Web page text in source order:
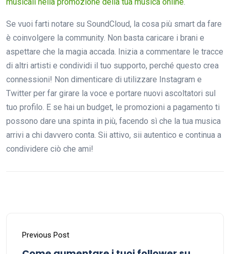
Se vuoi farti notare su SoundCloud, la cosa più smart da fare
è coinvolgere la community. Non basta caricare i brani e
aspettare che la magia accada. Inizia a commentare le tracce
di altri artisti e condividi il tuo supporto, perché questo crea
connessioni! Non dimenticare di utilizzare Instagram e
Twitter per far girare la voce e portare nuovi ascoltatori sul
tuo profilo. E se hai un budget, le promozioni a pagamento ti
possono dare una spinta in più, facendo sì che la tua musica
arrivi a chi davvero conta. Sii attivo, sii autentico e continua a
condividere ciò che ami!
Previous Post